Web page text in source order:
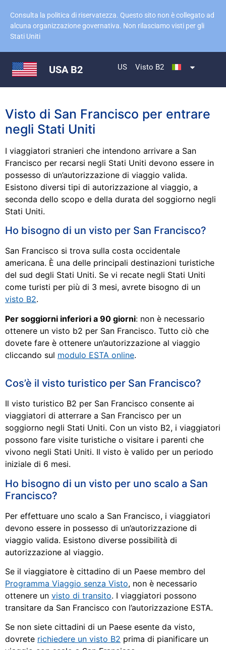
Consulta la politica di riservatezza. Questo sito non è collegato ad
alcuna organizzazione governativa. Non rilasciamo visti per gli
Stati Uniti
USA B2 US Visto B2
Visto di San Francisco per entrare
negli Stati Uniti
I viaggiatori stranieri che intendono arrivare a San
Francisco per recarsi negli Stati Uniti devono essere in
possesso di un’autorizzazione di viaggio valida.
Esistono diversi tipi di autorizzazione al viaggio, a
seconda dello scopo e della durata del soggiorno negli
Stati Uniti.
Ho bisogno di un visto per San Francisco?
San Francisco si trova sulla costa occidentale
americana. È una delle principali destinazioni turistiche
del sud degli Stati Uniti. Se vi recate negli Stati Uniti
come turisti per più di 3 mesi, avrete bisogno di un
visto B2.
Per soggiorni inferiori a 90 giorni: non è necessario
ottenere un visto b2 per San Francisco. Tutto ciò che
dovete fare è ottenere un’autorizzazione al viaggio
cliccando sul modulo ESTA online.
Cos’è il visto turistico per San Francisco?
Il visto turistico B2 per San Francisco consente ai
viaggiatori di atterrare a San Francisco per un
soggiorno negli Stati Uniti. Con un visto B2, i viaggiatori
possono fare visite turistiche o visitare i parenti che
vivono negli Stati Uniti. Il visto è valido per un periodo
iniziale di 6 mesi.
Ho bisogno di un visto per uno scalo a San
Francisco?
Per effettuare uno scalo a San Francisco, i viaggiatori
devono essere in possesso di un’autorizzazione di
viaggio valida. Esistono diverse possibilità di
autorizzazione al viaggio.
Se il viaggiatore è cittadino di un Paese membro del
Programma Viaggio senza Visto, non è necessario
ottenere un visto di transito. I viaggiatori possono
transitare da San Francisco con l’autorizzazione ESTA.
Se non siete cittadini di un Paese esente da visto,
dovrete richiedere un visto B2 prima di pianificare un